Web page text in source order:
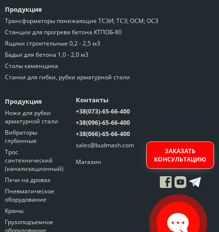
Продукция
Трансформаторы понижающие ТСЗИ; ТСЗ; ОСМ; ОСЗ
Станции для прогрева бетона КТПОБ-80
Ящики строительные 0,2 - 2,5 м3
Бадьи для бетона 1,0 - 2,0 м3
Столы каменщика
Станки для гибки, рубки арматурной стали
Продукция
Ножи для рубки
арматурной стали
Вибраторы
глубинные
Трос
сантехнический
(канализационный)
Печи на дровах
Пневматическое
оборудование
Краны
Грузоподъемное
оборудование
Контакты
+38(073)-65-66-400
+38(096)-65-66-400
+38(066)-65-66-400
sales@budmash.com
Магазин
ЗАКАЗАТЬ
КОНСУЛЬТАЦИЮ